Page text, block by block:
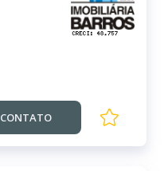
CONTATO